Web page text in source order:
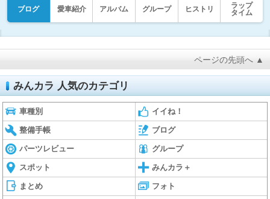
ブログ 愛車紹介 アルバム グループ ヒストリ
ラップ
タイム
ページの先頭へ ▲
みんカラ 人気のカテゴリ
車種別 イイね！
整備手帳 ブログ
パーツレビュー グループ
スポット みんカラ＋
まとめ フォト